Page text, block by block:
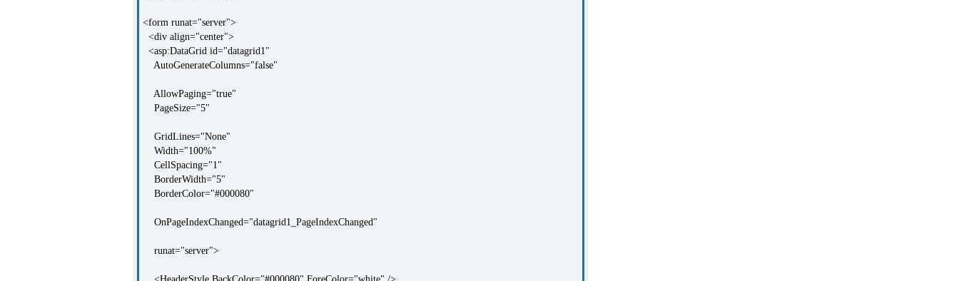
<form runat="server">
<div align="center">
<asp:DataGrid id="datagrid1"
AutoGenerateColumns="false"
AllowPaging="true"
PageSize="5"
GridLines="None"
Width="100%"
CellSpacing="1"
BorderWidth="5"
BorderColor="#000080"
OnPageIndexChanged="datagrid1_PageIndexChanged"
runat="server">